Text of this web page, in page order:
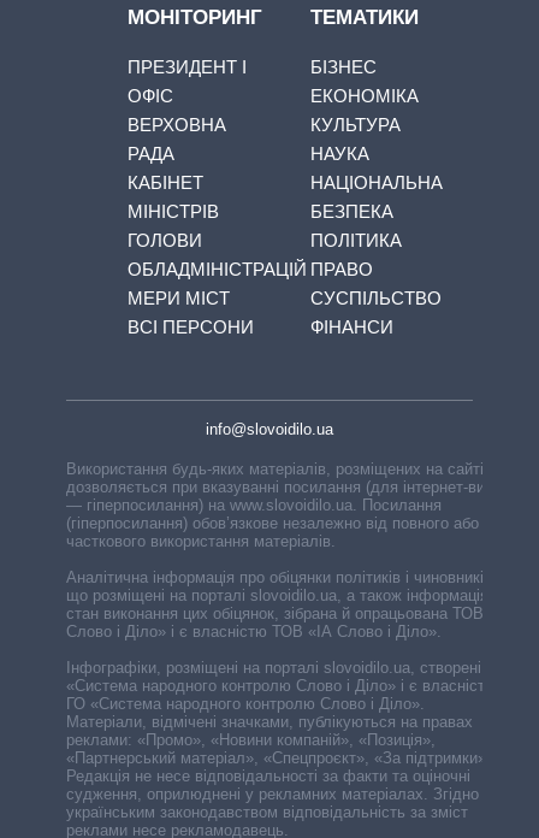
МОНІТОРИНГ
ПРЕЗИДЕНТ І
ОФІС
ВЕРХОВНА
РАДА
КАБІНЕТ
МІНІСТРІВ
ГОЛОВИ
ОБЛАДМІНІСТРАЦІЙ
МЕРИ МІСТ
ВСІ ПЕРСОНИ
ТЕМАТИКИ
БІЗНЕС
ЕКОНОМІКА
КУЛЬТУРА
НАУКА
НАЦІОНАЛЬНА
БЕЗПЕКА
ПОЛІТИКА
ПРАВО
СУСПІЛЬСТВО
ФІНАНСИ
info@slovoidilo.ua
Використання будь-яких матеріалів, розміщених на сайті,
дозволяється при вказуванні посилання (для інтернет-видань
— гіперпосилання) на www.slovoidilo.ua. Посилання
(гіперпосилання) обов’язкове незалежно від повного або
часткового використання матеріалів.
Аналітична інформація про обіцянки політиків і чиновників,
що розміщені на порталі slovoidilo.ua, а також інформація про
стан виконання цих обіцянок, зібрана й опрацьована ТОВ «ІА
Слово і Діло» і є власністю ТОВ «ІА Слово і Діло».
Інфографіки, розміщені на порталі slovoidilo.ua, створені ГО
«Система народного контролю Слово і Діло» і є власністю
ГО «Система народного контролю Слово і Діло».
Матеріали, відмічені значками, публікуються на правах
реклами: «Промо», «Новини компаній», «Позиція»,
«Партнерський матеріал», «Спецпроєкт», «За підтримки».
Редакція не несе відповідальності за факти та оціночні
судження, оприлюднені у рекламних матеріалах. Згідно з
українським законодавством відповідальність за зміст
реклами несе рекламодавець.